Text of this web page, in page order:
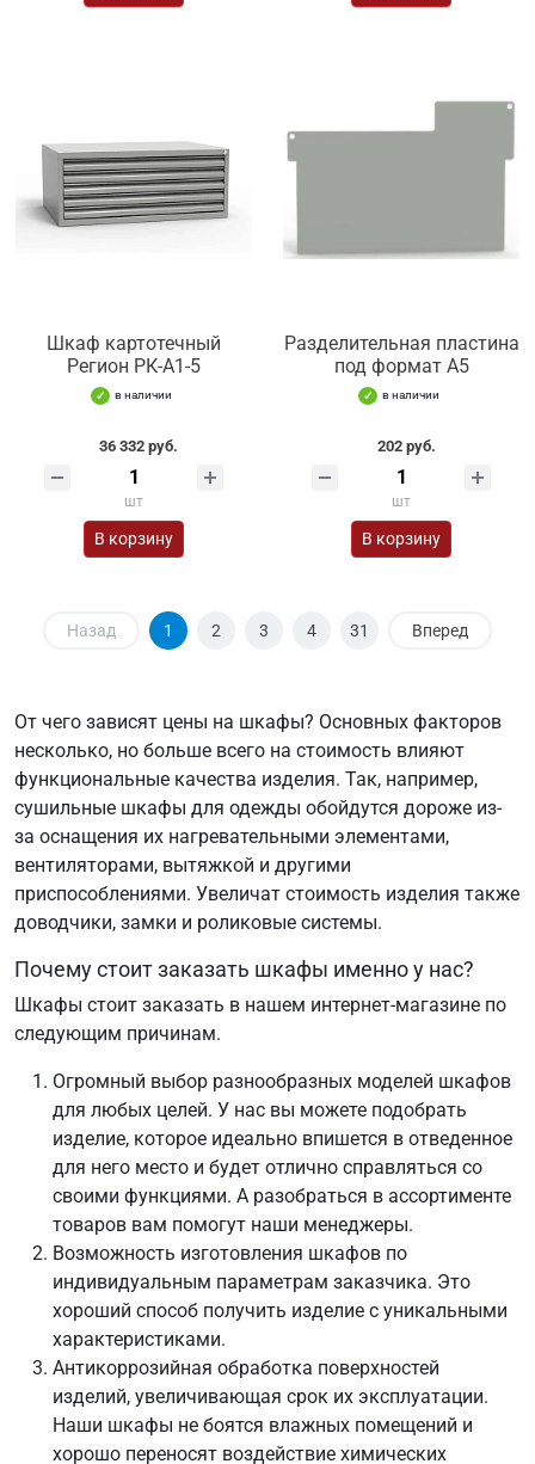
Шкаф картотечный
Регион РК-А1-5
в наличии
36 332 руб.
шт
В корзину
Разделительная пластина
под формат А5
в наличии
202 руб.
шт
В корзину
Назад 1 2 3 4 31 Вперед
От чего зависят цены на шкафы? Основных факторов
несколько, но больше всего на стоимость влияют
функциональные качества изделия. Так, например,
сушильные шкафы для одежды обойдутся дороже из-
за оснащения их нагревательными элементами,
вентиляторами, вытяжкой и другими
приспособлениями. Увеличат стоимость изделия также
доводчики, замки и роликовые системы.
Почему стоит заказать шкафы именно у нас?
Шкафы стоит заказать в нашем интернет-магазине по
следующим причинам.
Огромный выбор разнообразных моделей шкафов
для любых целей. У нас вы можете подобрать
изделие, которое идеально впишется в отведенное
для него место и будет отлично справляться со
своими функциями. А разобраться в ассортименте
товаров вам помогут наши менеджеры.
Возможность изготовления шкафов по
индивидуальным параметрам заказчика. Это
хороший способ получить изделие с уникальными
характеристиками.
Антикоррозийная обработка поверхностей
изделий, увеличивающая срок их эксплуатации.
Наши шкафы не боятся влажных помещений и
хорошо переносят воздействие химических